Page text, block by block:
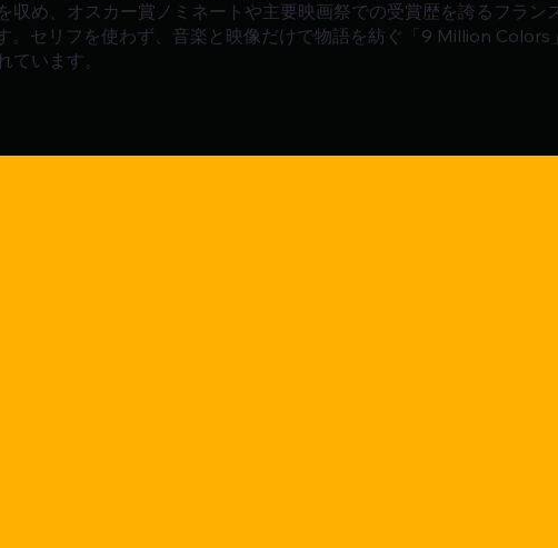
収め、オスカー賞ノミネートや主要映画祭での受賞歴を誇るフラン
セリフを使わず、音楽と映像だけで物語を紡ぐ「9 Million Colors
います。